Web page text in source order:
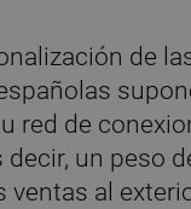
de
red de
decir, un peso
ventas al